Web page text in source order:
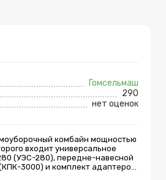
Гомсельмаш
290
нет оценок
комбайн мощностью
входит универсальное
(УЭС-280), передне-навесной
3000) и комплект адаптеров: